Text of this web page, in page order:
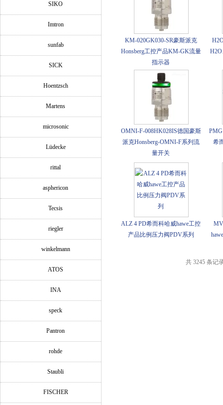
SIKO
Imtron
sunfab
SICK
Hoentzsch
Martens
microsonic
Lüdecke
rittal
asphericon
Tecsis
riegler
winkelmann
ATOS
INA
speck
Pantron
rohde
Staubli
FISCHER
KM-020GK030-SR豪斯派克
Honsberg工控产品KM-GK流量
指示器
OMNI-F-008HK028IS德国豪斯
派克Honsberg-OMNI-F系列流
量开关
希
ALZ 4 PD希而科哈威hawe工控
产品比例压力阀PDV系列
共 3245 条记